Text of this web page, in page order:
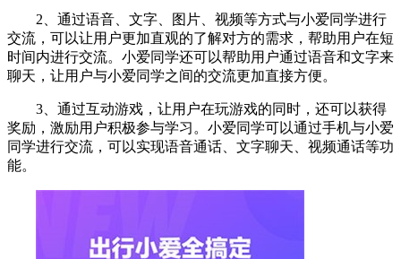
2、通过语音、文字、图片、视频等方式与小爱同学进行
交流，可以让用户更加直观的了解对方的需求，帮助用户在短
时间内进行交流。小爱同学还可以帮助用户通过语音和文字来
聊天，让用户与小爱同学之间的交流更加直接方便。
3、通过互动游戏，让用户在玩游戏的同时，还可以获得
奖励，激励用户积极参与学习。小爱同学可以通过手机与小爱
同学进行交流，可以实现语音通话、文字聊天、视频通话等功
能。